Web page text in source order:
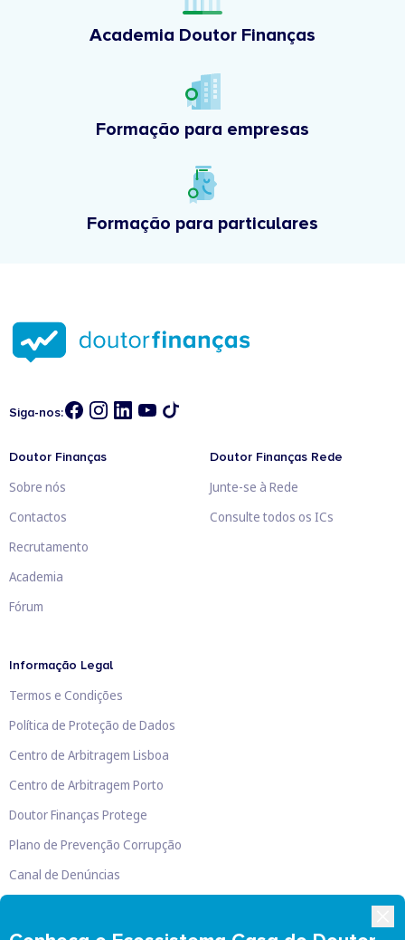
Academia Doutor Finanças
Formação para empresas
Formação para particulares
Siga-nos:
Doutor Finanças
Sobre nós
Contactos
Recrutamento
Academia
Fórum
Doutor Finanças Rede
Junte-se à Rede
Consulte todos os ICs
Informação Legal
Termos e Condições
Política de Proteção de Dados
Centro de Arbitragem Lisboa
Centro de Arbitragem Porto
Doutor Finanças Protege
Plano de Prevenção Corrupção
Canal de Denúncias